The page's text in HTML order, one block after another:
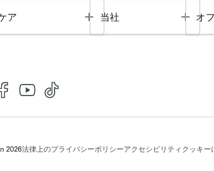
ア Toggle
当社 オ
2026法律上のプライバシーポリシーアクセシビリティ クッキー